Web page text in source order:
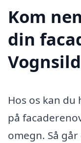
Kom
din
Vognsild
Hos os kan
på
omegn. Så